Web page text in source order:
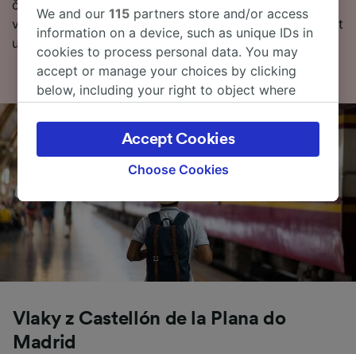
často kladené otázky a první a poslední odjezdy
vlaků). Chcete přejít přímo k rezervaci? Začněte hledat
u nás ještě dnes.
Vlaky z Castellón de la Plana do
Madrid
We and our115 partners store and/or access
information on a device, such as unique IDs in
cookies to process personal data. You may
accept or manage your choices by clicking
below, including your right to object where
the privacy policy page. These choices will be
signaled to our partners and will not affect
browsing data. Your data will not be used for
track you.
We and our partners process data to provide:
Use precise geolocation data. Actively scan
device characteristics for identification. Store
and/or access information on a device.
advertising and content measurement,
audience research and services development.
Choose Cookies
Accept Cookies